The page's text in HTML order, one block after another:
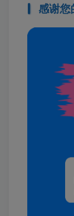
感谢您